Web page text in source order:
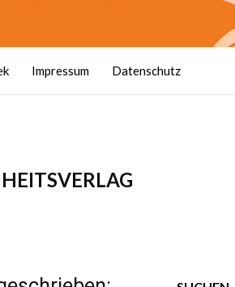
Impressum Datenschutz